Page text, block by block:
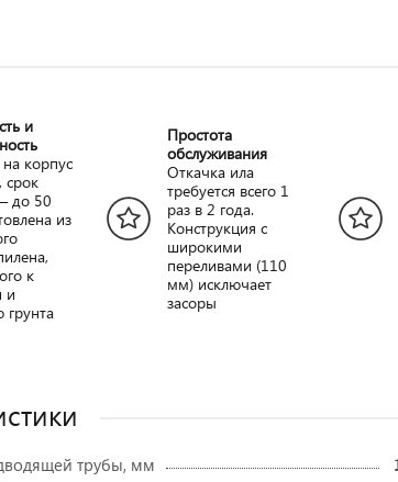
и
корпус
до 50
из
к
и
грунта
Простота
обслуживания
Откачка ила
требуется всего 1
раз в 2 года.
Конструкция с
широкими
переливами (110
мм) исключает
засоры
трубы, мм